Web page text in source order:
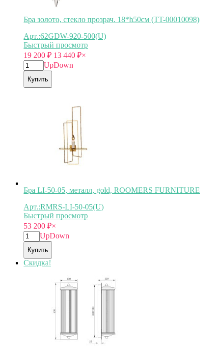
Бра золото, стекло прозрач. 18*h50см (TT-00010098)
Арт.:62GDW-920-500(U)
Быстрый просмотр
19 200 ₽ 13 440 ₽×
UpDown
Купить
Бра LI-50-05, металл, gold, ROOMERS FURNITURE
Арт.:RMRS-LI-50-05(U)
Быстрый просмотр
53 200 ₽×
UpDown
Купить
Скидка!